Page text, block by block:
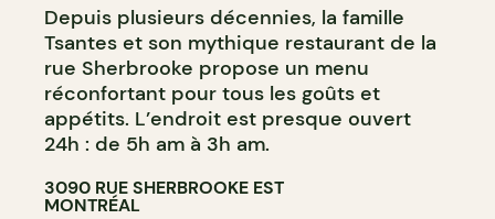
Depuis plusieurs décennies, la famille
Tsantes et son mythique restaurant de la
rue Sherbrooke propose un menu
réconfortant pour tous les goûts et
appétits. L’endroit est presque ouvert
24h : de 5h am à 3h am.
3090 RUE SHERBROOKE EST
MONTRÉAL